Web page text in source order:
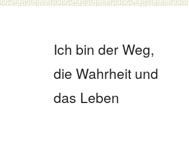
Ich bin der Weg,
die Wahrheit und
das Leben